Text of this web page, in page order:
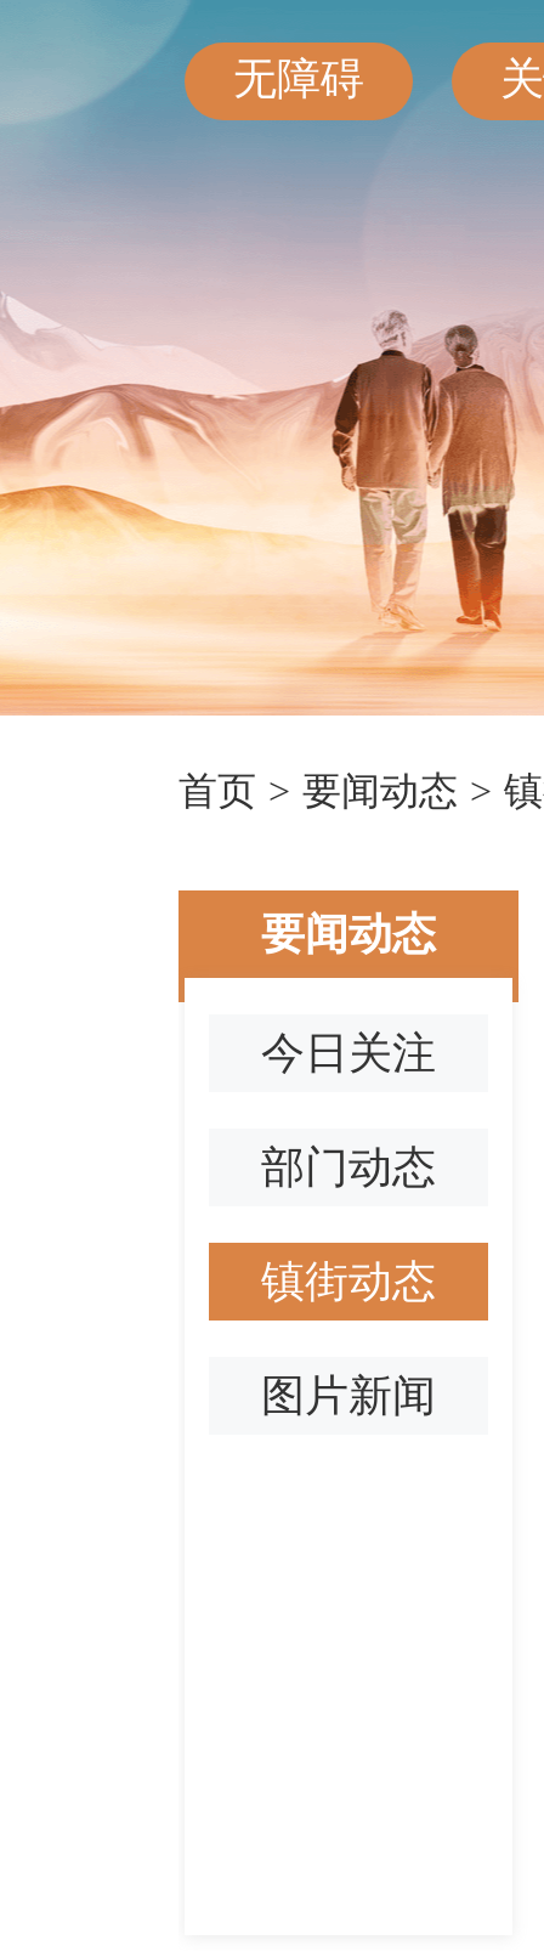
无障碍
首页 > 要闻动态 >
要闻动态
今日关注
部门动态
镇街动态
图片新闻